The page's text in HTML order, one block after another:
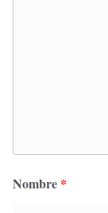
Nombre *